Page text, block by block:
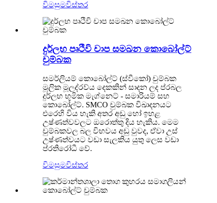
විමසුමවිස්තර
දුර්ලභ පෘථිවි චාප සමඛන කොබෝල්ට්
චුම්බක
සමර්ලියම් කොබෝල්ට් (ස්වීකෝ) චුම්බක
මූලික මූලද්රව්ය දෙකකින් සාදන ලද ප්රබල
දුර්ලභ භූමික මැග්නෙට් - සමාරියම් සහ
කොබෝල්ට්. SMCO චුම්බක විඛාදනයට
එරෙහි විය හැකි අතර අඩු හෝ ඉහළ
උෂ්ණත්වවලට ඔරොත්තු දිය හැකිය. මෙම
චුම්බකවල බල විභවය අඩු වුවද, ඒවා උස්
උෂ්ණත්වයට වඩා සැලකිය යුතු ලෙස වඩා
ප්රතිරෝධී වේ.
විමසුමවිස්තර